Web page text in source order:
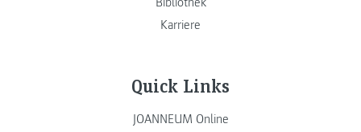
Karriere
Quick Links
JOANNEUM Online